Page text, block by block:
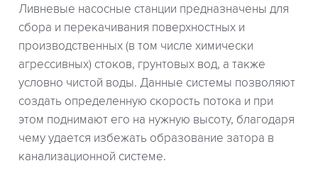
Ливневые насосные станции предназначены для
сбора и перекачивания поверхностных и
производственных (в том числе химически
агрессивных) стоков, грунтовых вод, а также
условно чистой воды. Данные системы позволяют
создать определенную скорость потока и при
этом поднимают его на нужную высоту, благодаря
чему удается избежать образование затора в
канализационной системе.